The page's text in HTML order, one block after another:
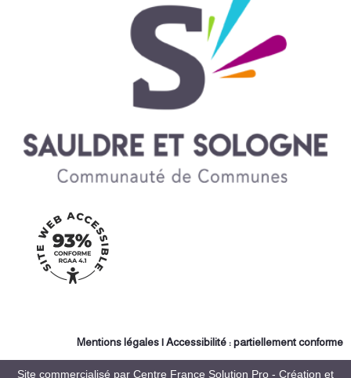
PAV Etang Communal
Camping de La Chapelle d'Angillon
Ménétréol sur Sauldre
PAV Route d'Aubigny
Méry-es-Bois
PAV Ancien Château d'Eau
PAV Ecole
| Accessibilité : partiellement conforme
Mentions légales
Site commercialisé par Centre France Solution Pro - Création et